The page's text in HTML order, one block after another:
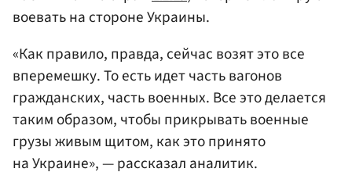
воевать на стороне Украины.
«Как правило, правда, сейчас возят это все
вперемешку. То есть идет часть вагонов
гражданских, часть военных. Все это делается
таким образом, чтобы прикрывать военные
грузы живым щитом, как это принято
на Украине», — рассказал аналитик.